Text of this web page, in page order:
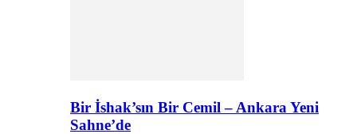
Bir İshak’sın Bir Cemil – Ankara Yeni
Sahne’de